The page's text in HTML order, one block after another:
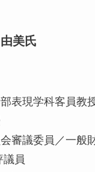
美氏
表現学科客員教
審議委員／一般
議員